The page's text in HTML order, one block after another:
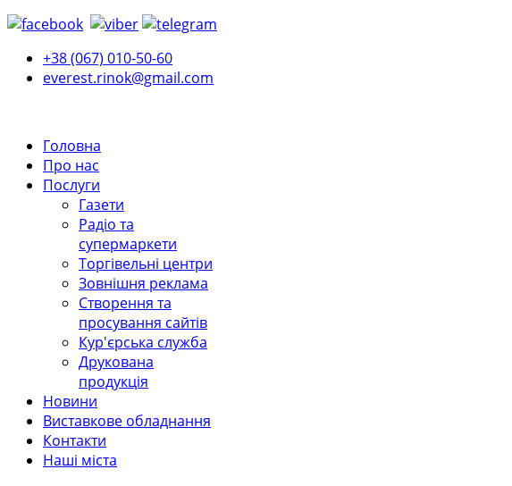
+38 (067) 010-50-60
everest.rinok@gmail.com
Головна
Про нас
Послуги
Газети
Радіо та
супермаркети
Торгівельні центри
Зовнішня реклама
Створення та
просування сайтів
Кур'єрська служба
Друкована
продукція
Новини
Виставкове обладнання
Контакти
Наші міста